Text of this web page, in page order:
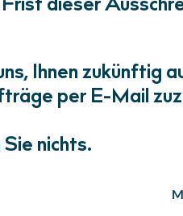
dieser
Ihnen zukünftig
per E-Mail
nichts.